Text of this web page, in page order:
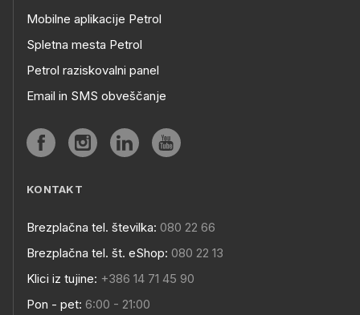
Mobilne aplikacije Petrol
Spletna mesta Petrol
Petrol raziskovalni panel
Email in SMS obveščanje
KONTAKT
Brezplačna tel. številka: 080 22 66
Brezplačna tel. št. eShop: 080 22 13
Klici iz tujine: +386 14 71 45 90
Pon - pet: 6:00 - 21:00